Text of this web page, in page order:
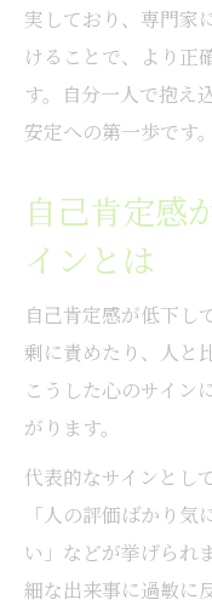
実しており、専門家
けることで、より正
す。自分一人で抱え
安定への第一歩です。
自己肯定感
インとは
自己肯定感が低下し
剰に責めたり、人と
こうした心のサイン
がります。
代表的なサインとし
「人の評価ばかり
い」などが挙げられ
細な出来事に過敏に